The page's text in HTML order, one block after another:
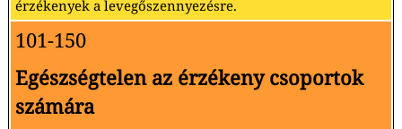
érzékenyek a levegőszennyezésre.
101-150
Egészségtelen az érzékeny csoportok
számára